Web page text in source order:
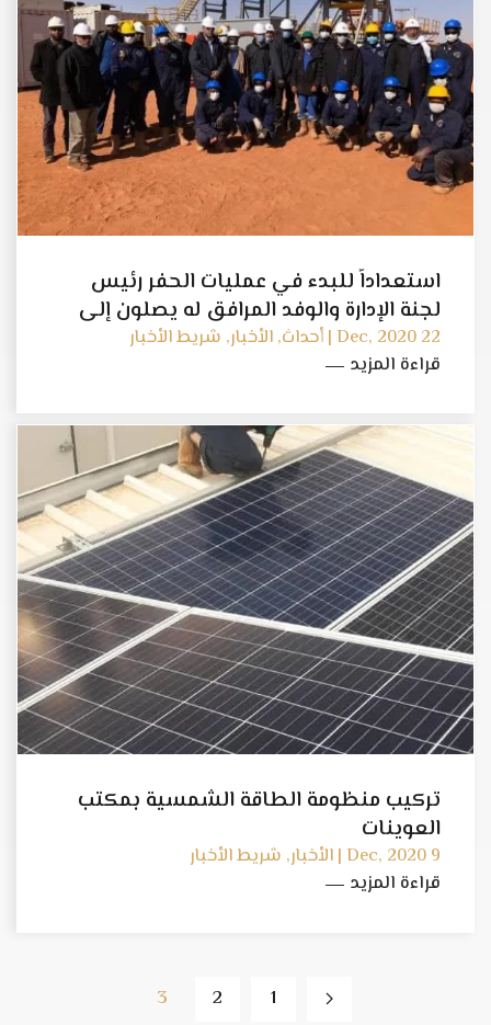
استعداداً للبدء في عمليات الحفر رئيس
لجنة الإدارة والوفد المرافق له يصلون إلى
حقل إيراون .
22 Dec, 2020 | أحداث, الأخبار, شريط الأخبار
قراءة المزيد
تركيب منظومة الطاقة الشمسية بمكتب
العوينات
9 Dec, 2020 | الأخبار, شريط الأخبار
قراءة المزيد
1
2
3